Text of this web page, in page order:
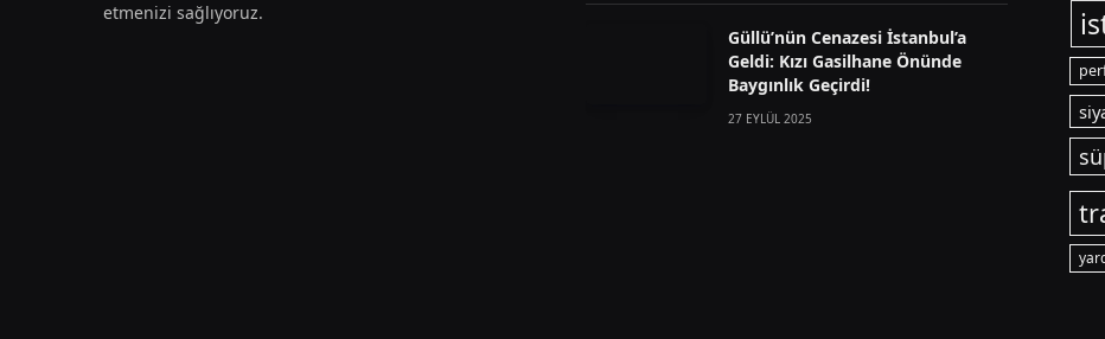
etmenizi sağlıyoruz.
Güllü’nün Cenazesi İstanbul’a
Geldi: Kızı Gasilhane Önünde
Baygınlık Geçirdi!
27 EYLÜL 2025